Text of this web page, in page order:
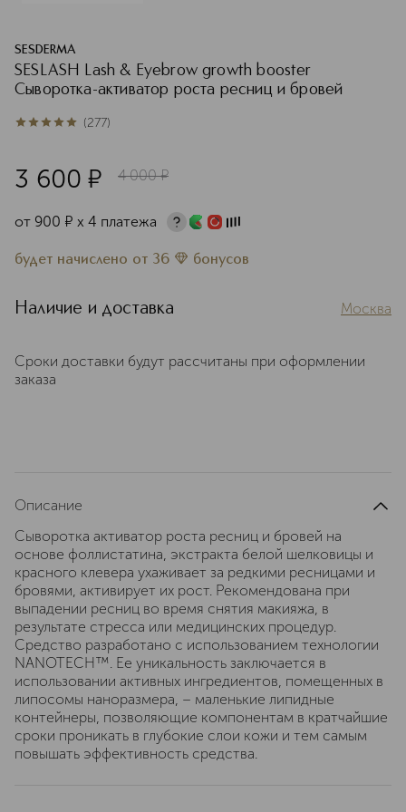
SESDERMA
SESLASH Lash & Eyebrow growth booster
Сыворотка-активатор роста ресниц и бровей
4.9из 5277 (277)
3 600 ¤ 4 000 ¤
от 900 ¤ х 4 платежа
будет начислено от 36 бонусов
Наличие и доставка Москва
Сроки доставки будут рассчитаны при оформлении
заказа
Описание
Сыворотка активатор роста ресниц и бровей на
основе фоллистатина, экстракта белой шелковицы и
красного клевера ухаживает за редкими ресницами и
бровями, активирует их рост. Рекомендована при
выпадении ресниц во время снятия макияжа, в
результате стресса или медицинских процедур.
Средство разработано с использованием технологии
NANOTECH™. Ее уникальность заключается в
использовании активных ингредиентов, помещенных в
липосомы наноразмера, – маленькие липидные
контейнеры, позволяющие компонентам в кратчайшие
сроки проникать в глубокие слои кожи и тем самым
повышать эффективность средства.